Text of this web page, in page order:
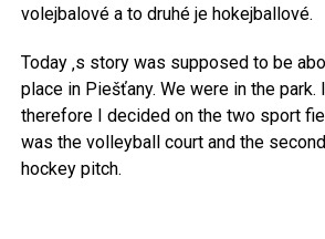
volejbalové a to druhé je hokejballové.
Today ‚s story was supposed to be
place in Piešťany. We were in the park.
therefore I decided on the two sport
was the volleyball court and the second
hockey pitch.